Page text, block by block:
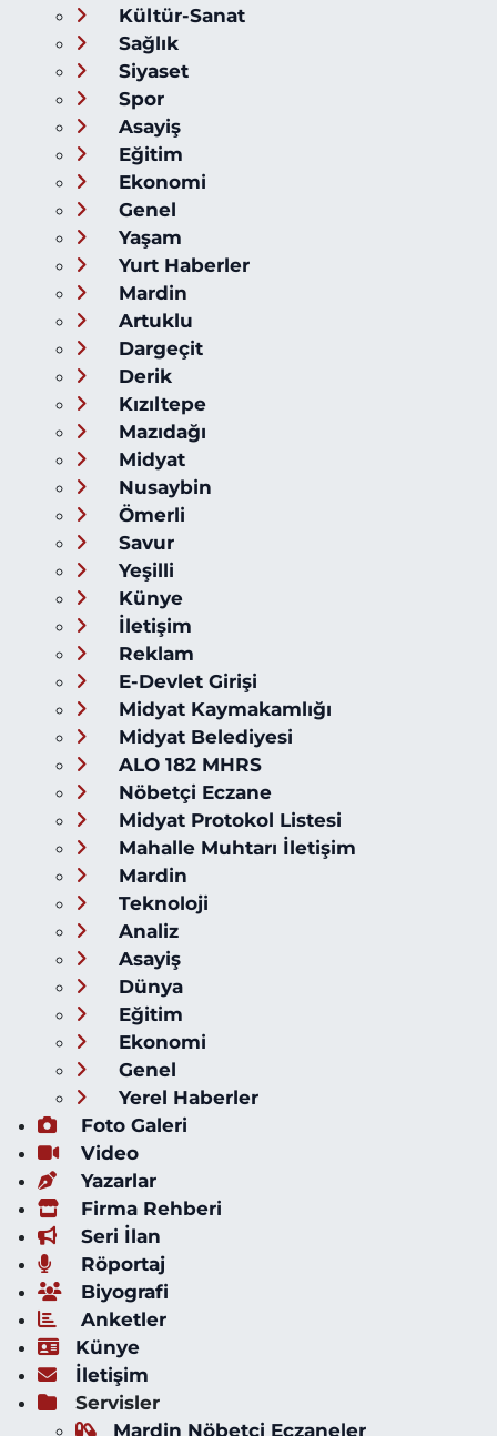
Kültür-Sanat
Sağlık
Siyaset
Spor
Asayiş
Eğitim
Ekonomi
Genel
Yaşam
Yurt Haberler
Mardin
Artuklu
Dargeçit
Derik
Kızıltepe
Mazıdağı
Midyat
Nusaybin
Ömerli
Savur
Yeşilli
Künye
İletişim
Reklam
E-Devlet Girişi
Midyat Kaymakamlığı
Midyat Belediyesi
ALO 182 MHRS
Nöbetçi Eczane
Midyat Protokol Listesi
Mahalle Muhtarı İletişim
Mardin
Teknoloji
Analiz
Asayiş
Dünya
Eğitim
Ekonomi
Genel
Yerel Haberler
Foto Galeri
Video
Yazarlar
Firma Rehberi
Seri İlan
Röportaj
Biyografi
Anketler
Künye
İletişim
Servisler
Mardin Nöbetçi Eczaneler